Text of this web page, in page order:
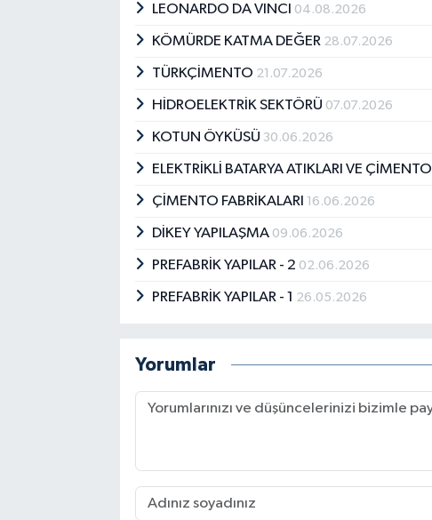
LEONARDO DA VINCI 04.08.2026
KÖMÜRDE KATMA DEĞER 28.07.2026
TÜRKÇİMENTO 21.07.2026
HİDROELEKTRİK SEKTÖRÜ 07.07.2026
KOTUN ÖYKÜSÜ 30.06.2026
ELEKTRİKLİ BATARYA ATIKLARI VE ÇİMENTO
ÇİMENTO FABRİKALARI 16.06.2026
DİKEY YAPILAŞMA 09.06.2026
PREFABRİK YAPILAR - 2 02.06.2026
PREFABRİK YAPILAR - 1 26.05.2026
Yorumlar